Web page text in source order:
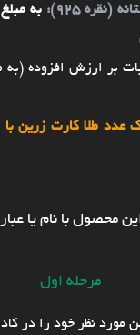
(نقره 925): به مبلغ
عدد طلا کارت زرین با اعتبار تا
محصول با نام یا
مرحله اول
مورد نظر خود را در